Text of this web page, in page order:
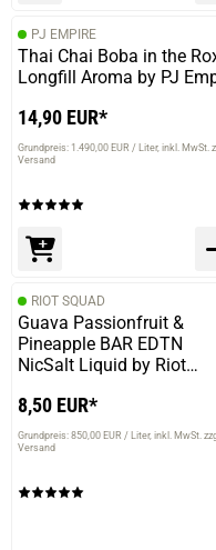
PJ EMPIRE
Thai Chai Boba in the
Longfill Aroma by PJ
14,90 EUR*
Grundpreis: 1.490,00 EUR / Liter inkl. MwSt.
Versand
RIOT SQUAD
Guava Passionfruit &
Pineapple BAR EDTN
NicSalt Liquid by Riot
8,50 EUR*
Grundpreis: 850,00 EUR / Liter inkl. MwSt.
Versand